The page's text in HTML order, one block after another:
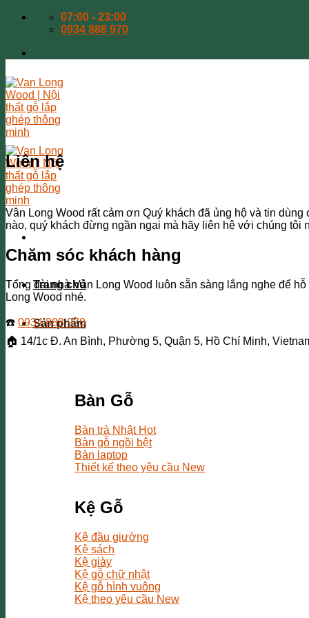
Skip
07:00 - 23:00
0934 888 970
Trang chủ
Sản phẩm
Bàn Gỗ
Bàn trà Nhật
Bàn gỗ ngồi bệt
Bàn laptop
Thiết kế theo yêu cầu
Kệ Gỗ
Kệ đầu giường
Kệ sách
Kệ giày
Kệ gỗ chữ nhật
Kệ gỗ hình vuông
Kệ theo yêu cầu
Liên hệ
Vân Long Wood rất cảm ơn Quý khách đã ủng hộ và tin
nào, quý khách đừng ngần ngại mà hãy liên hệ với chúng tôi
Chăm sóc khách hàng
Tổng đài nhà Vân Long Wood luôn sẵn sàng lắng nghe để
Long Wood nhé.
☎️ 0934.888.970
🏠 14/1c Đ. An Bình, Phường 5, Quận 5, Hồ Chí Minh,